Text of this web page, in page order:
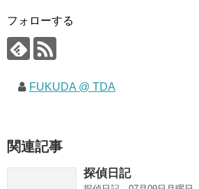
フォローする
FUKUDA @ TDA
関連記事
探偵日記